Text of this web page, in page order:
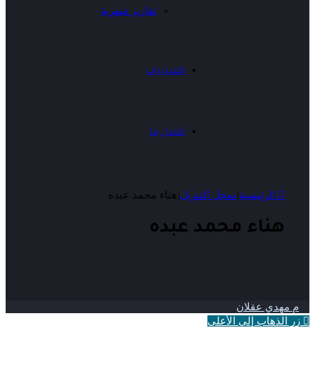
تقارير شهرية
المديريات
اتصل بنا
الرئيسية|سجل التنزيل|هناء محمد عبده
هناء محمد عبده
م مهدي عقلان
زر الذهاب إلى الأعلى